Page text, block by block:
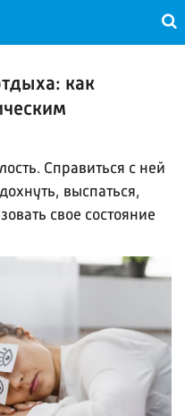
как
Справиться с ней
выспаться,
свое состояние